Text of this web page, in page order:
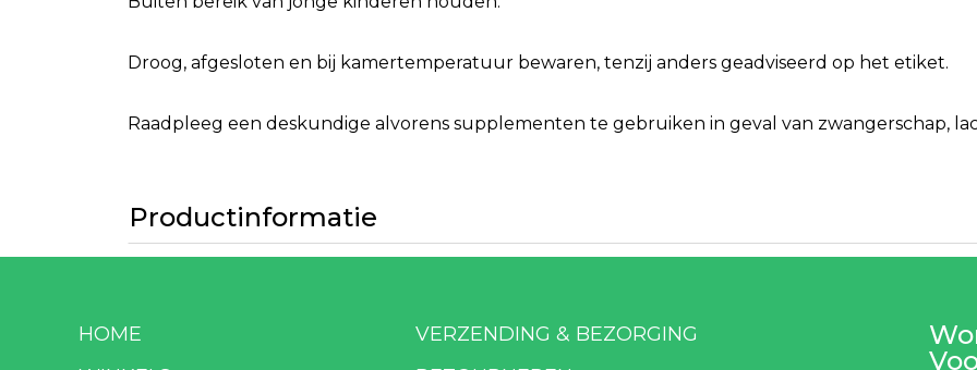
Droog, afgesloten en bij kamertemperatuur bewaren, tenzij anders geadviseerd op het etiket.
Raadpleeg een deskundige alvorens supplementen te gebruiken in geval van zwangerschap,
Productinformatie
HOME
VERZENDING & BEZORGING